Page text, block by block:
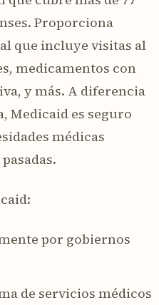
Proporciona
que incluye visitas al
medicamentos con
y más. A diferencia
Medicaid es seguro
médicas
por gobiernos
de servicios médicos